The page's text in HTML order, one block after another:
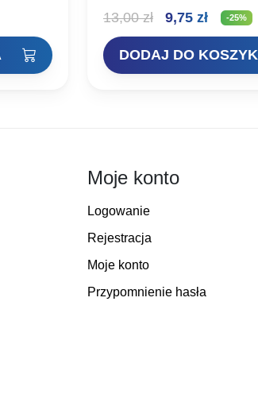
dzięki
Przeznaczone do dozbrajania
13,00zł
Pierwotna
cena
wynosiła:
9,75 zł
cena
-25%
DODAJ DO
Moje konto
Logowanie
Rejestracja
Moje konto
Przypomnienie hasła